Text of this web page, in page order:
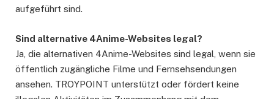
aufgeführt sind.
Sind alternative 4Anime-Websites legal?
Ja, die alternativen 4Anime-Websites sind legal, wenn sie
öffentlich zugängliche Filme und Fernsehsendungen
ansehen. TROYPOINT unterstützt oder fördert keine